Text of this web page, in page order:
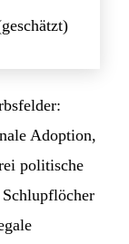
Adoption,
politische